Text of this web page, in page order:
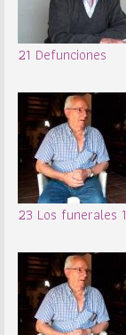
21 Defunciones
23 Los funerales 1